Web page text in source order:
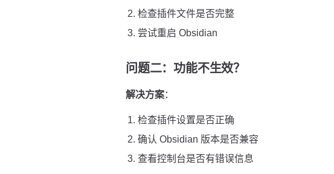
检查插件文件是否完整
尝试重启 Obsidian
问题二：功能不生效？
解决方案：
检查插件设置是否正确
确认 Obsidian 版本是否兼容
查看控制台是否有错误信息